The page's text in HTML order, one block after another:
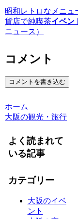
昭和レトロなメニュ
貨店で純喫茶イベン
ニュース）
コメント
コメントを書き込む
ホーム
大阪の観光・旅行
よく読まれて
いる記事
カテゴリー
大阪のイベ
ント